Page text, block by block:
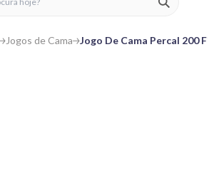
Jogos de Cama Jogo De Cama Percal 200